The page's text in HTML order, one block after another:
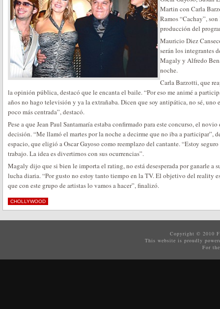
Martin con Carla
Ramos “Cachay”,
producción del
Mauricio Diez
serán los integrantes
Magaly y Alfredo
noche.
Carla Barzotti, que
la opinión pública, destacó que le encanta el baile. “Por eso me animé a
años no hago televisión y ya la extrañaba. Dicen que soy antipática, no sé,
poco más centrada”, destacó.
Pese a que Jean Paul Santamaría estaba confirmado para este concurso, el
decisión. “Me llamó el martes por la noche a decirme que no iba a participar”,
espacio, que eligió a Oscar Gayoso como reemplazo del cantante. “Estoy
trabajo. La idea es divertirnos con sus ocurrencias”.
Magaly dijo que si bien le importa el rating, no está desesperada por ganarle a
lucha diaria. “Por gusto no estoy tanto tiempo en la TV. El objetivo del reality
que con este grupo de artistas lo vamos a hacer”, finalizó.
CHOLLYWOOD
Copyright © 2010
This website is proudly
For